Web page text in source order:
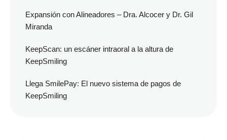
Expansión con Alineadores – Dra. Alcocer y Dr. Gil
Miranda
KeepScan: un escáner intraoral a la altura de
KeepSmiling
Llega SmilePay: El nuevo sistema de pagos de
KeepSmiling